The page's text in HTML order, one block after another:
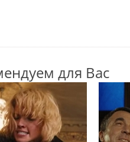
для Вас